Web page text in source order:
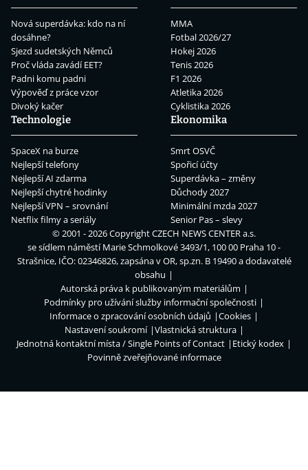
Nová superdávka: kdo na ní
dosáhne?
Sjezd sudetských Němců
Proč vláda zavádí EET?
Padni komu padni
Výpověď z práce vzor
Divoký kačer
MMA
Fotbal 2026/27
Hokej 2026
Tenis 2026
F1 2026
Atletika 2026
Cyklistika 2026
Technologie
SpaceX na burze
Nejlepší telefony
Nejlepší AI zdarma
Nejlepší chytré hodinky
Nejlepší VPN – srovnání
Netflix filmy a seriály
Ekonomika
Smrt OSVČ
Spořicí účty
Superdávka – změny
Důchody 2027
Minimální mzda 2027
Senior Pas – slevy
© 2001 - 2026 CopyrightCZECH NEWS CENTER a.s.
se sídlem náměstí Marie Schmolkové 3493/1, 100 00 Praha 10 -
Strašnice, IČO: 02346826, zapsána v OR, sp.zn. B 19490 a dodavatelé
obsahu
Autorská práva k publikovaným materiálům
Podmínky pro užívání služby informační společnosti
Informace o zpracování osobních údajů
Cookies
Nastavení soukromí
Vlastnická struktura
Jednotná kontaktní místa / Single Points of Contact
Etický kodex
Povinně zveřejňované informace